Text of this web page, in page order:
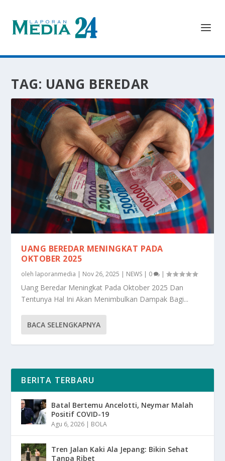
TAG: UANG BEREDAR
UANG BEREDAR MENINGKAT PADA
OKTOBER 2025
oleh laporanmedia | Nov 26, 2025 | NEWS | 0 |
Uang Beredar Meningkat Pada Oktober 2025 Dan
Tentunya Hal Ini Akan Menimbulkan Dampak Bagi...
BACA SELENGKAPNYA
BERITA TERBARU
Batal Bertemu Ancelotti, Neymar Malah
Positif COVID-19
Agu 6, 2026 | BOLA
Tren Jalan Kaki Ala Jepang: Bikin Sehat
Tanpa Ribet